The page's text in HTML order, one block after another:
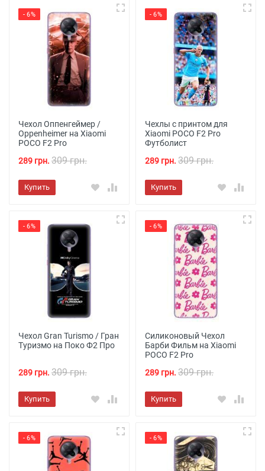
- 6%
Чехол Оппенгеймер /
Oppenheimer на Xiaomi
POCO F2 Pro
289 грн. 309 грн.
Купить
- 6%
Чехлы с принтом для
Xiaomi POCO F2 Pro
Футболист
289 грн. 309 грн.
Купить
- 6%
Чехол Gran Turismo / Гран
Туризмо на Поко Ф2 Про
289 грн. 309 грн.
Купить
- 6%
Силиконовый Чехол
Барби Фильм на Xiaomi
POCO F2 Pro
289 грн. 309 грн.
Купить
- 6% - 6%